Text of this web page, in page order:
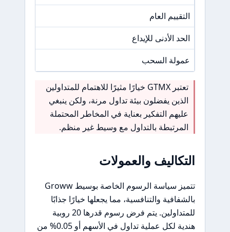
التقييم العام
الحد الأدنى للإيداع
عمولة السحب
تعتبر GTMX خيارًا مثيرًا للاهتمام للمتداولين
الذين يفضلون بيئة تداول مرنة، ولكن ينبغي
عليهم التفكير بعناية في المخاطر المحتملة
المرتبطة بالتداول مع وسيط غير منظم.
التكاليف والعمولات
تتميز سياسة الرسوم الخاصة بوسيط Groww
بالشفافية والتنافسية، مما يجعلها خيارًا جذابًا
للمتداولين. يتم فرض رسوم قدرها 20 روبية
هندية لكل عملية تداول في الأسهم أو 0.05% من